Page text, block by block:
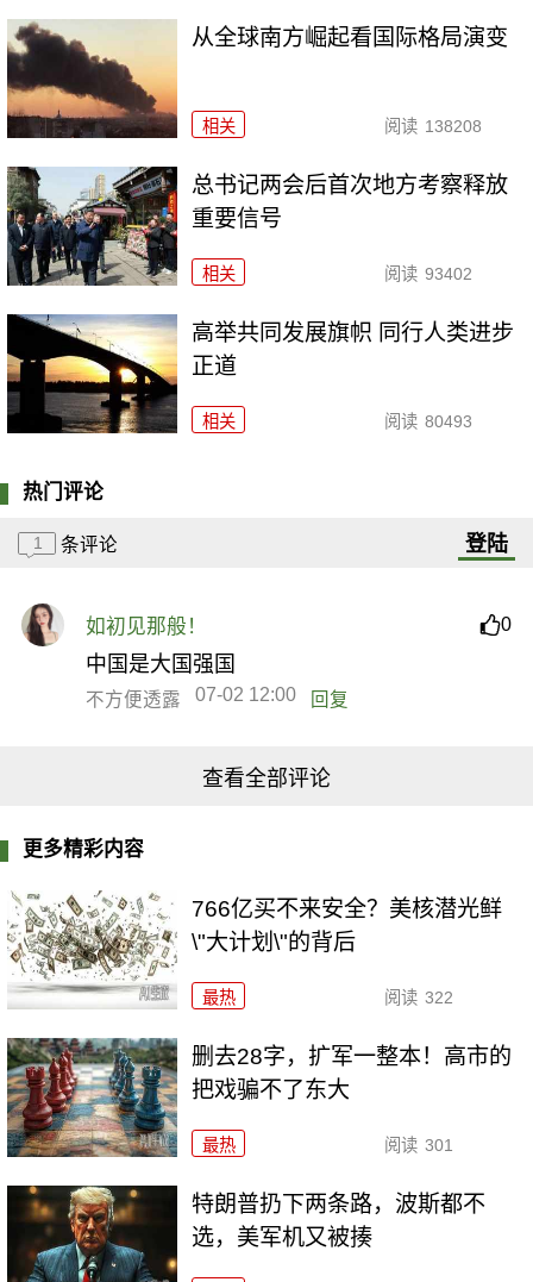
从全球南方崛起看国际格局演变
相关 阅读 138208
总书记两会后首次地方考察释放
重要信号
相关 阅读 93402
高举共同发展旗帜 同行人类进步
正道
相关 阅读 80493
热门评论
1 条评论 登陆
如初见那般！ 0
中国是大国强国
不方便透露 07-02 12:00 回复
查看全部评论
更多精彩内容
766亿买不来安全？美核潜光鲜
\"大计划\"的背后
最热 阅读 322
删去28字，扩军一整本！高市的
把戏骗不了东大
最热 阅读 301
特朗普扔下两条路，波斯都不
选，美军机又被揍